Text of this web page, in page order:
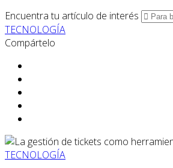
Encuentra tu artículo de interés
TECNOLOGÍA
Compártelo
TECNOLOGÍA